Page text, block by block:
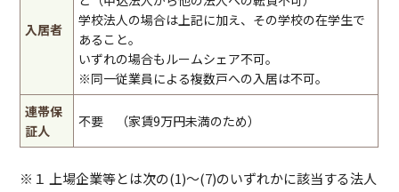
入居者
学校法人の場合は上記に加え、その学校の在学生で
あること。
いずれの場合もルームシェア不可。
※同一従業員による複数戸への入居は不可。
連帯保
証人
不要 （家賃9万円未満のため）
※１ 上場企業等とは次の(1)～(7)のいずれかに該当する法人